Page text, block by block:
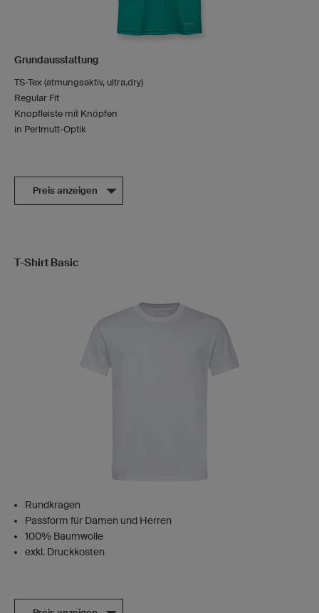
Grundausstattung
TS-Tex (atmungsaktiv, ultra.dry)
Regular Fit
Knopfleiste mit Knöpfen
in Perlmutt-Optik
Preis anzeigen
T-Shirt Basic
Rundkragen
Passform für Damen und Herren
100% Baumwolle
exkl. Druckkosten